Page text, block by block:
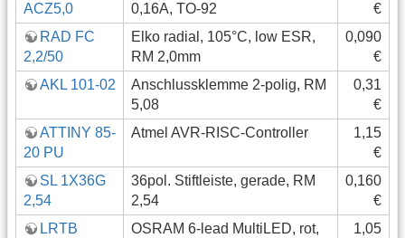
ACZ5,0
0,16A, TO-92
€
RAD FC
2,2/50
Elko radial, 105°C, low ESR,
RM 2,0mm
0,090
€
AKL 101-02
Anschlussklemme 2-polig, RM
5,08
0,31
€
ATTINY 85-
20 PU
Atmel AVR-RISC-Controller
1,15
€
SL 1X36G
2,54
36pol. Stiftleiste, gerade, RM
2,54
0,160
€
LRTB
OSRAM 6-lead MultiLED, rot,
1,05